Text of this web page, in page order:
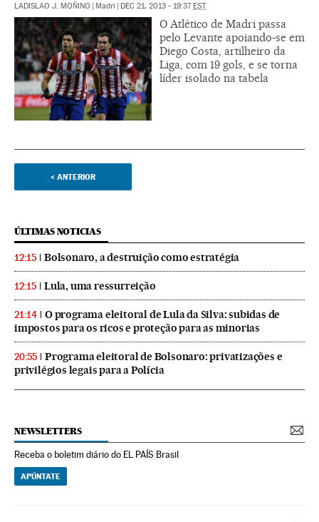
LADISLAO J. MOÑINO | Madri | DEC 21, 2013 - 19:37EST
O Atlético de Madri passa
pelo Levante apoiando-se em
Diego Costa, artilheiro da
Liga, com 19 gols, e se torna
líder isolado na tabela
< ANTERIOR
ÚLTIMAS NOTICIAS
12:15 Bolsonaro, a destruição como estratégia
12:15 Lula, uma ressurreição
21:14
O programa eleitoral de Lula da Silva: subidas de
impostos para os ricos e proteção para as minorias
20:55
Programa eleitoral de Bolsonaro: privatizações e
privilégios legais para a Polícia
NEWSLETTERS
Receba o boletim diário do EL PAÍS Brasil
APÚNTATE